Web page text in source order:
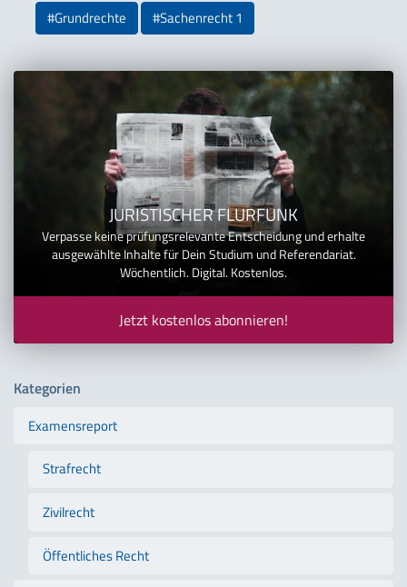
#Grundrechte #Sachenrecht 1
JURISTISCHER FLURFUNK
Verpasse keine prüfungsrelevante Entscheidung und erhalte
ausgewählte Inhalte für Dein Studium und Referendariat.
Wöchentlich. Digital. Kostenlos.
Jetzt kostenlos abonnieren!
Kategorien
Examensreport
Strafrecht
Zivilrecht
Öffentliches Recht